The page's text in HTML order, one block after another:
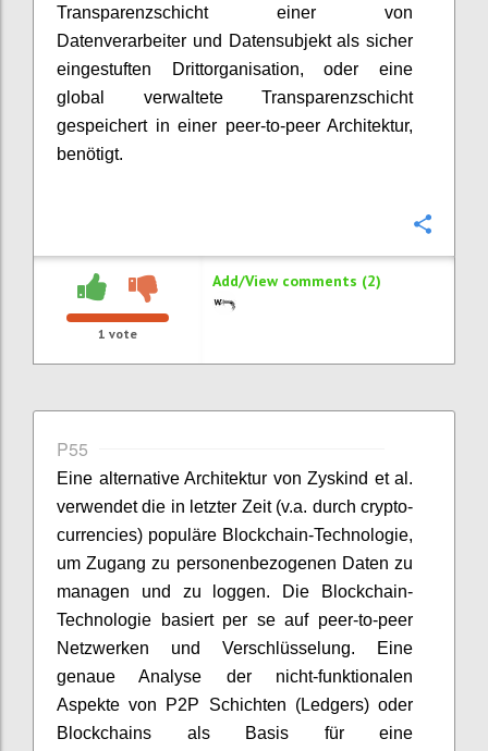
Transparenzschicht einer von
Datenverarbeiter und Datensubjekt als sicher
eingestuften Drittorganisation, oder eine
global verwaltete Transparenzschicht
gespeichert in einer peer-to-peer Architektur,
benötigt.
1 vote
Add/View comments (2)
P55
Eine alternative Architektur von Zyskind et al.
verwendet die in letzter Zeit (v.a. durch crypto-
currencies) populäre Blockchain-Technologie,
um Zugang zu personenbezogenen Daten zu
managen und zu loggen. Die Blockchain-
Technologie basiert per se auf peer-to-peer
Netzwerken und Verschlüsselung. Eine
genaue Analyse der nicht-funktionalen
Aspekte von P2P Schichten (Ledgers) oder
Blockchains als Basis für eine